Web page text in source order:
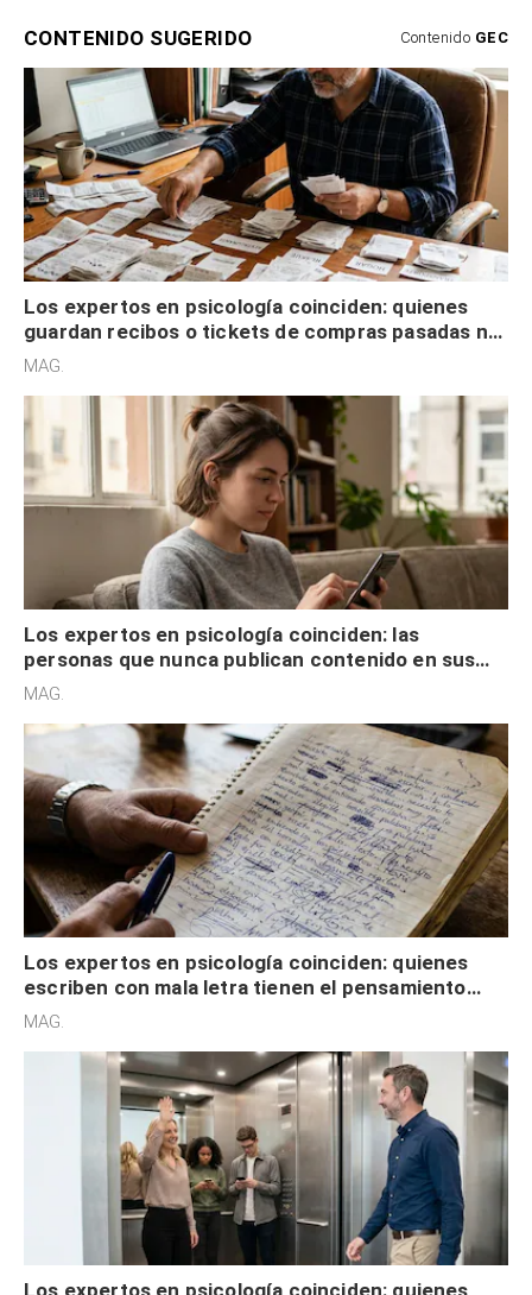
CONTENIDO SUGERIDO Contenido GEC
Los expertos en psicología coinciden: quienes
guardan recibos o tickets de compras pasadas no
son acumuladores, sino que tienen necesidad de
MAG.
Los expertos en psicología coinciden: las
personas que nunca publican contenido en sus
redes sociales no pretenden buscar validación
MAG.
Los expertos en psicología coinciden: quienes
escriben con mala letra tienen el pensamiento
acelerado y no lo hacen por desinterés
MAG.
Los expertos en psicología coinciden: quienes